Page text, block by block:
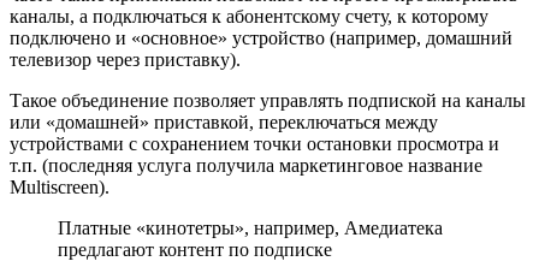
каналы, а подключаться к абонентскому счету, к которому
подключено и «основное» устройство (например, домашний
телевизор через приставку).
Такое объединение позволяет управлять подпиской на каналы
или «домашней» приставкой, переключаться между
устройствами с сохранением точки остановки просмотра и
т.п. (последняя услуга получила маркетинговое название
Multiscreen).
Платные «кинотетры», например, Амедиатека
предлагают контент по подписке